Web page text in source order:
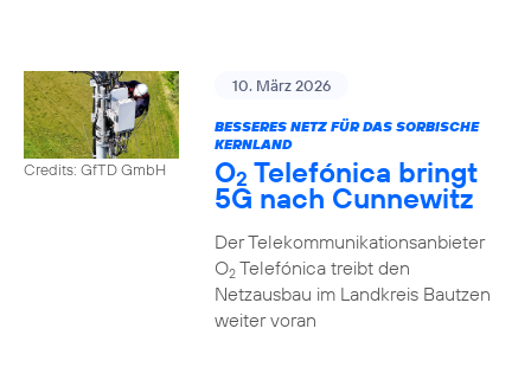
Credits: GfTD GmbH
10. März 2026
BESSERES NETZ FÜR DAS SORBISCHE
KERNLAND
O2 Telefónica bringt
5G nach Cunnewitz
Der Telekommunikationsanbieter
O2Telefónica treibt den
Netzausbau im Landkreis Bautzen
weiter voran